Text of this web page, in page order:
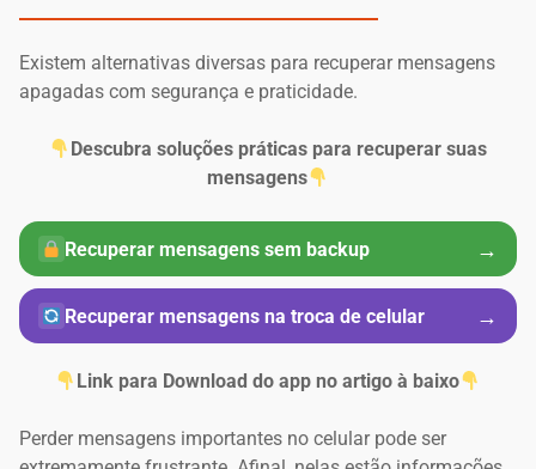
Existem alternativas diversas para recuperar mensagens
apagadas com segurança e praticidade.
Descubra soluções práticas para recuperar suas
mensagens
Recuperar mensagens sem backup →
Recuperar mensagens na troca de celular →
Link para Download do app no artigo à baixo
Perder mensagens importantes no celular pode ser